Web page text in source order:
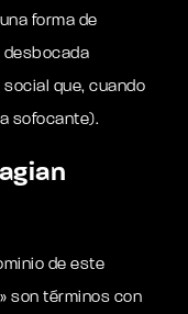
forma de
desbocada
que, cuando
sofocante).
de este
son términos con